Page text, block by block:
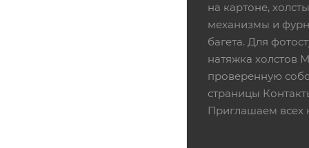
на картоне,
механизмы и
багета. Для
натяжка холстов
проверенную
страницы
Приглашаем всех